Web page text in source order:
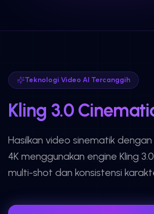
Teknologi Video AI Tercanggih
Kling 3.0
Hasilkan video sinematik
4K menggunakan engine Kling
multi-shot dan konsistensi